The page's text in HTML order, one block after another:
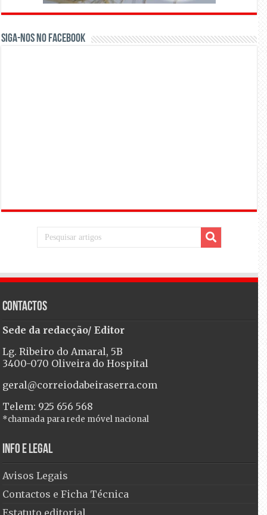
Siga-nos no Facebook
Contactos
Sede da redacção/ Editor
Lg. Ribeiro do Amaral, 5B
3400-070 Oliveira do Hospital
geral@correiodabeiraserra.com
Telem: 925 656 568
*chamada para rede móvel nacional
Info e Legal
Avisos Legais
Contactos e Ficha Técnica
Estatuto editorial